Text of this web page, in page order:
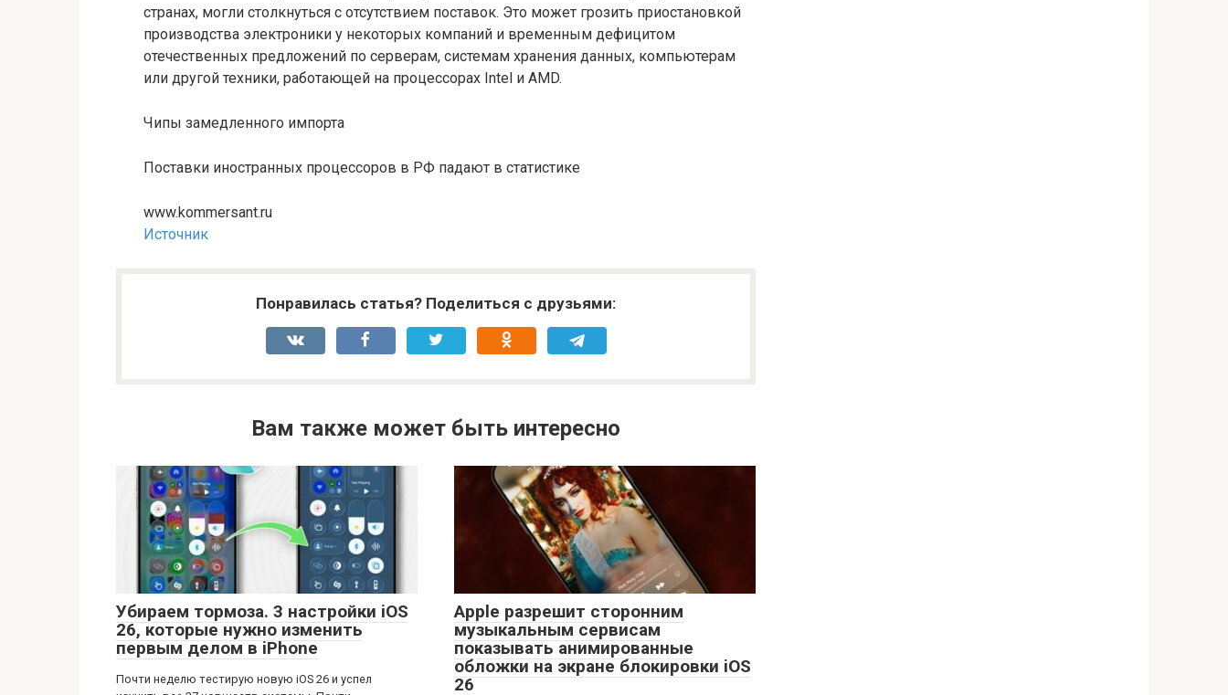
странах, могли столкнуться с отсутствием поставок. Это может грозить приостановкой
производства электроники у некоторых компаний и временным дефицитом
отечественных предложений по серверам, системам хранения данных, компьютерам
или другой техники, работающей на процессорах Intel и AMD.
Чипы замедленного импорта
Поставки иностранных процессоров в РФ падают в статистике
www.kommersant.ru
Источник
Понравилась статья? Поделиться с друзьями:
Вам также может быть интересно
Убираем тормоза. 3 настройки iOS
26, которые нужно изменить
первым делом в iPhone
Почти неделю тестирую новую iOS 26 и успел
Apple разрешит сторонним
музыкальным сервисам
показывать анимированные
обложки на экране блокировки iOS
26